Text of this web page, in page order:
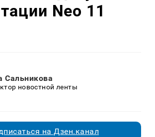
Neo 11
Сальникова
новостной ленты
на Дзен.канал